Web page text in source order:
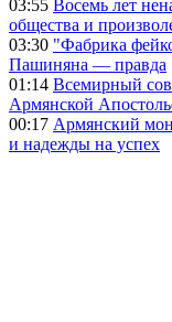
03:55 Восемь лет
общества и
03:30 "Фабрика
Пашиняна — правда
01:14 Всемирный
Армянской
00:17 Армянский
и надежды на успех